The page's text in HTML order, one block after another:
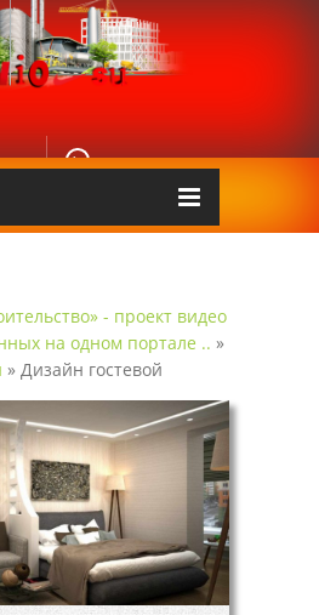
КОНТАКТЫ
- проект видео
на одном портале .. »
» Дизайн гостевой